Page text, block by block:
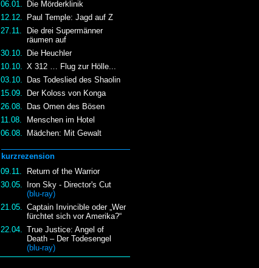
06.01.
Die Mörderklinik
12.12.
Paul Temple: Jagd auf Z
27.11.
Die drei Supermänner
räumen auf
30.10.
Die Heuchler
10.10.
X 312 … Flug zur Hölle...
03.10.
Das Todeslied des Shaolin
15.09.
Der Koloss von Konga
26.08.
Das Omen des Bösen
11.08.
Menschen im Hotel
06.08.
Mädchen: Mit Gewalt
kurzrezension
09.11.
Return of the Warrior
30.05.
Iron Sky - Director's Cut
(blu-ray)
21.05.
Captain Invincible oder „Wer
fürchtet sich vor Amerika?“
22.04.
True Justice: Angel of
Death – Der Todesengel
(blu-ray)